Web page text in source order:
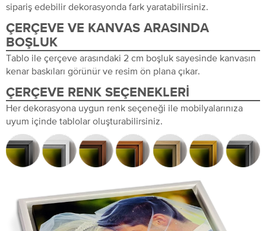
sipariş edebilir dekorasyonda fark yaratabilirsiniz.
ÇERÇEVE VE KANVAS ARASINDA
BOŞLUK
Tablo ile çerçeve arasındaki 2 cm boşluk sayesinde kanvasın
kenar baskıları görünür ve resim ön plana çıkar.
ÇERÇEVE RENK SEÇENEKLERI
Her dekorasyona uygun renk seçeneği ile mobilyalarınıza
uyum içinde tablolar oluşturabilirsiniz.